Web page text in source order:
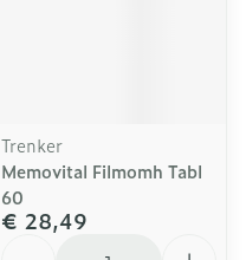
Trenker
Memovital Filmomh Tabl
60
€ 28,49